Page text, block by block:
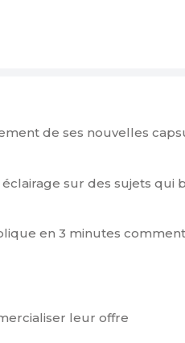
de ses nouvelles
sur des sujets qui
en 3 minutes
leur offre